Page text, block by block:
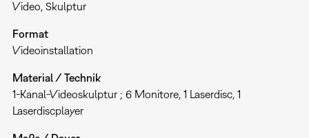
Video Skulptur
Format
Videoinstallation
Material / Technik
1-Kanal-Videoskulptur ; 6 Monitore, 1 Laserdisc, 1
Laserdiscplayer